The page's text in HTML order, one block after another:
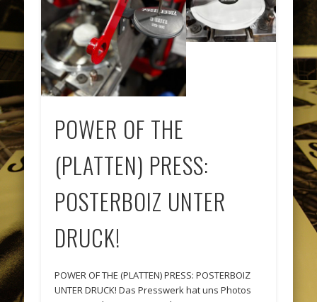
POWER OF THE
(PLATTEN) PRESS:
POSTERBOIZ UNTER
DRUCK!
POWER OF THE (PLATTEN) PRESS: POSTERBOIZ
UNTER DRUCK! Das Presswerk hat uns Photos